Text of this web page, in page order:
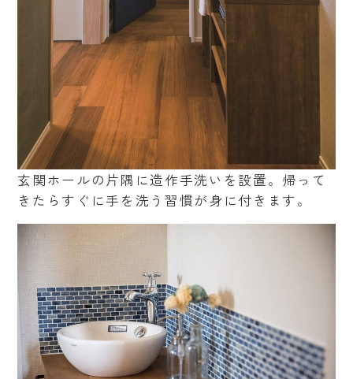
玄関ホールの片隅に造作手洗いを設置。帰って
きたらすぐに手を洗う習慣が身に付きます。